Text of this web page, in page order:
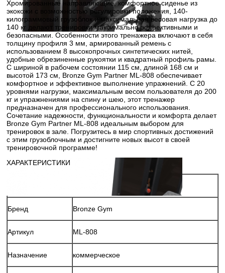
Хромированные направляющие, комфортное сиденье из
экокожи с возможностью регулировки положения, 140-
килограммовый грузоблок и максимальная весовая нагрузка до
140 кг делают тренировки максимально эффективными и
безопасными. Особенности этого тренажера включают в себя
толщину профиля 3 мм, армированный ремень с
использованием 8 высокопрочных синтетических нитей,
удобные обрезиненные рукоятки и квадратный профиль рамы.
С шириной в рабочем состоянии 115 см, длиной 168 см и
высотой 173 см, Bronze Gym Partner ML-808 обеспечивает
комфортное и эффективное выполнение упражнений. С 20
уровнями нагрузки, максимальным весом пользователя до 200
кг и упражнениями на спину и шею, этот тренажер
предназначен для профессионального использования.
Сочетание надежности, функциональности и комфорта делает
Bronze Gym Partner ML-808 идеальным выбором для
тренировок в зале. Погрузитесь в мир спортивных достижений
с этим грузоблочным и достигните новых высот в своей
тренировочной программе!
ХАРАКТЕРИСТИКИ
Бренд Bronze Gym
Артикул ML-808
Назначение коммерческое